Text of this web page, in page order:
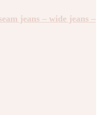
jeans – wide jeans –